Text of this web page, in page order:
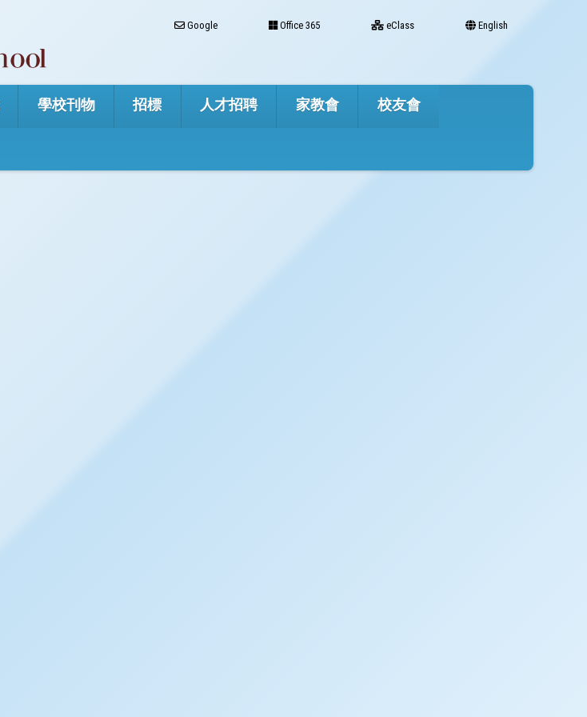
Google Office 365 eClass English
學校刊物 招標 人才招聘 家教會 校友會